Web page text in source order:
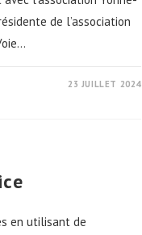
de l’association
23 JUILLET 2024
en utilisant de